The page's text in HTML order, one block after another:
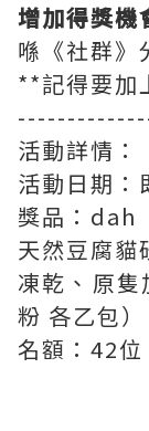
增加得獎機
喺《社群》
**記得要加
活動詳情：
活動日期：
獎品：dah
天然豆腐貓
凍乾、⁠原隻
粉 各乙包）
名額：42位